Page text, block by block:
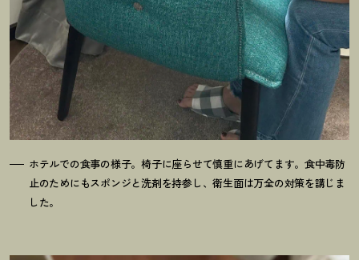
ホテルでの食事の様子。椅子に座らせて慎重にあげてます。食中毒防
止のためにもスポンジと洗剤を持参し、衛生面は万全の対策を講じま
した。